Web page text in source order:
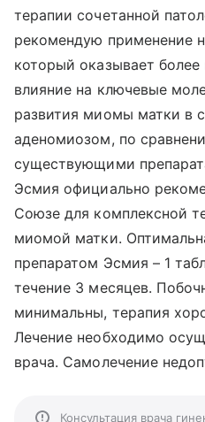
терапии сочетанной
рекомендую применение
который оказывает
влияние на ключевые
развития миомы матки в
аденомиозом, по
существующими
Эсмия официально
Союзе для комплексной
миомой матки.
препаратом Эсмия – 1
течение 3 месяцев.
минимальны, терапия
Лечение необходимо
врача. Самолечение
Консультация врача